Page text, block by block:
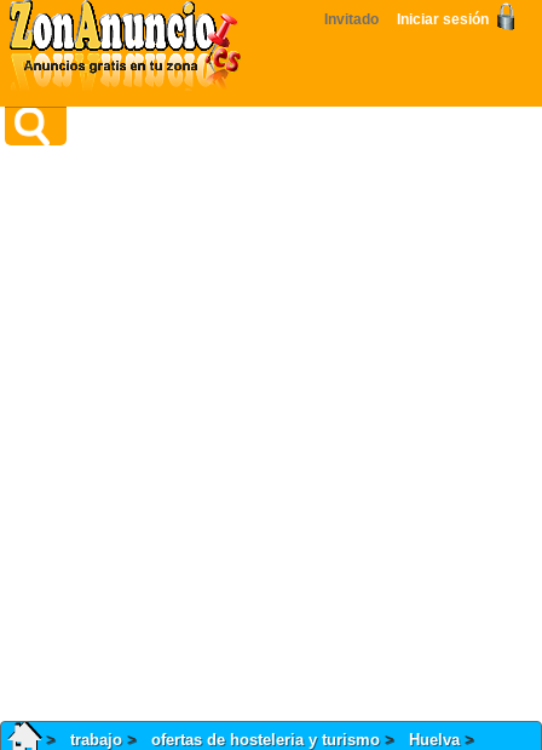
Invitado Iniciar sesión
trabajo ofertas de hosteleria y turismo Huelva